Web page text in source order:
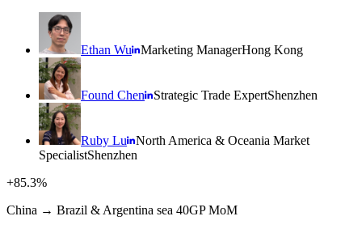
Ethan Wu Marketing ManagerHong Kong
Found Chen Strategic Trade ExpertShenzhen
Ruby Lu
North America & Oceania Market
SpecialistShenzhen
+85.3%
China → Brazil & Argentina sea 40GP MoM